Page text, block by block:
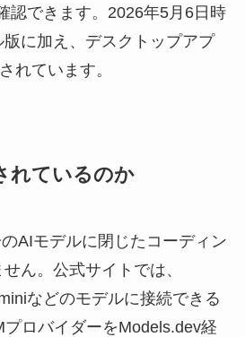
認できます。2026年5月6日時
に加え、デスクトップアプ
れています。
れているのか
AIモデルに閉じたコーディン
ん。公式サイトでは、
などのモデルに接続できる
ロバイダーをModels.dev経